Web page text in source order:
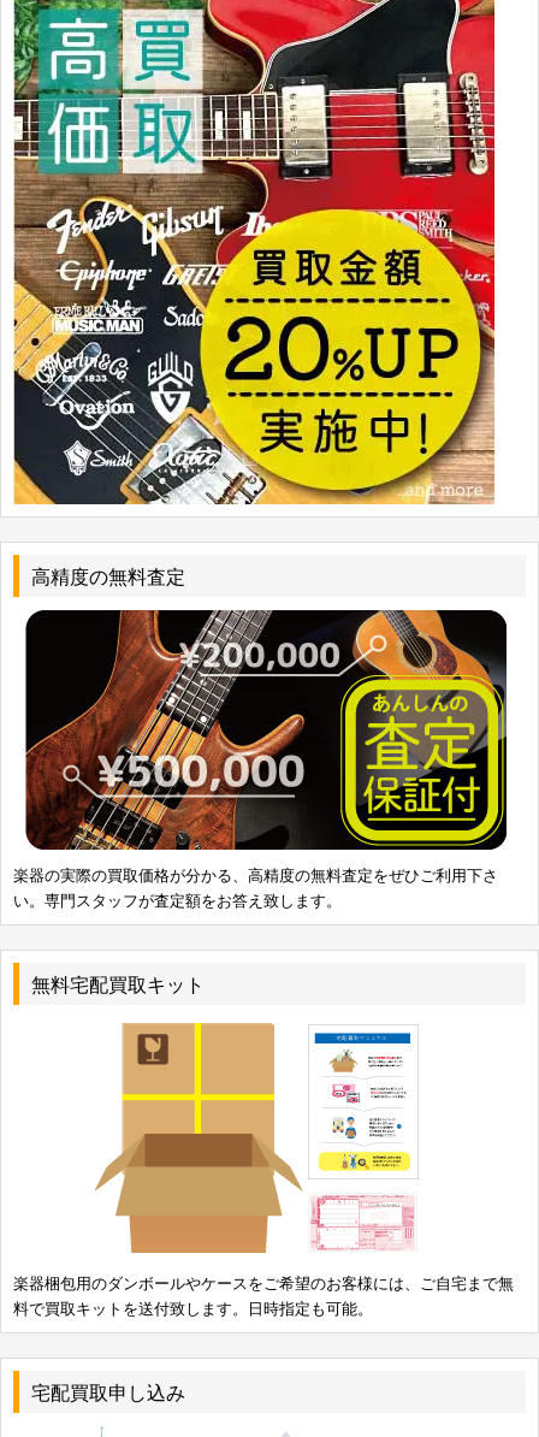
高精度の無料査定
楽器の実際の買取価格が分かる、高精度の無料査定をぜひご利用下さ
い。専門スタッフが査定額をお答え致します。
無料宅配買取キット
楽器梱包用のダンボールやケースをご希望のお客様には、ご自宅まで無
料で買取キットを送付致します。日時指定も可能。
宅配買取申し込み